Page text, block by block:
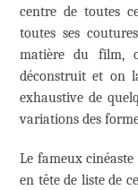
centre de toutes
toutes ses
matière du film,
déconstruit et on
exhaustive de
variations des
Le fameux
en tête de liste de